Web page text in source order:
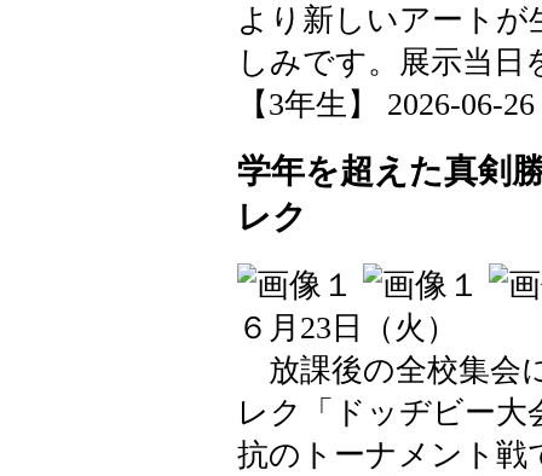
より新しいアート
しみです。展示当日
【3年生】 2026-06-
学年を超えた真剣
レク
６月23日（火）
放課後の全校集会
レク「ドッヂビー大
抗のトーナメント戦